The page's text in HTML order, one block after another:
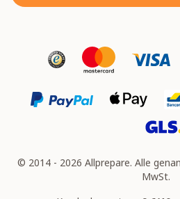
© 2014 - 2026 Allprepare. Alle
MwSt.